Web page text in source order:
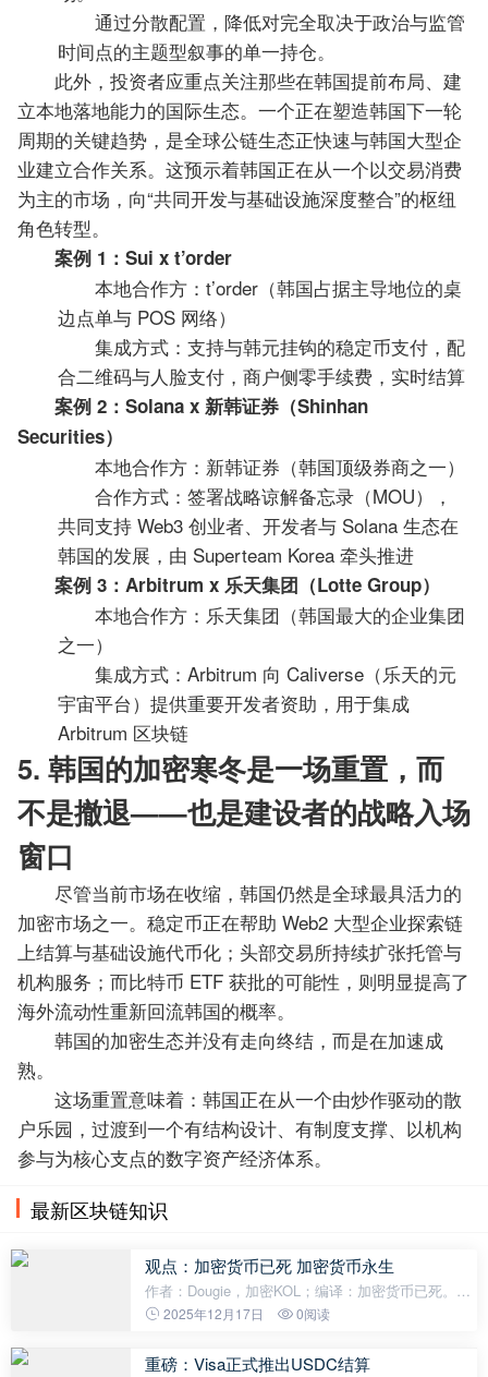
通过分散配置，降低对完全取决于政治与监管
时间点的主题型叙事的单一持仓。
此外，投资者应重点关注那些在韩国提前布局、建
立本地落地能力的国际生态。一个正在塑造韩国下一轮
周期的关键趋势，是全球公链生态正快速与韩国大型企
业建立合作关系。这预示着韩国正在从一个以交易消费
为主的市场，向“共同开发与基础设施深度整合”的枢纽
角色转型。
案例 1：Sui x t’order
本地合作方：t’order（韩国占据主导地位的桌
边点单与 POS 网络）
集成方式：支持与韩元挂钩的稳定币支付，配
合二维码与人脸支付，商户侧零手续费，实时结算
案例 2：Solana x 新韩证券（Shinhan
Securities）
本地合作方：新韩证券（韩国顶级券商之一）
合作方式：签署战略谅解备忘录（MOU），
共同支持 Web3 创业者、开发者与 Solana 生态在
韩国的发展，由 Superteam Korea 牵头推进
案例 3：Arbitrum x 乐天集团（Lotte Group）
本地合作方：乐天集团（韩国最大的企业集团
之一）
集成方式：Arbitrum 向 Caliverse（乐天的元
宇宙平台）提供重要开发者资助，用于集成
Arbitrum 区块链
5. 韩国的加密寒冬是一场重置，而
不是撤退——也是建设者的战略入场
窗口
尽管当前市场在收缩，韩国仍然是全球最具活力的
加密市场之一。稳定币正在帮助 Web2 大型企业探索链
上结算与基础设施代币化；头部交易所持续扩张托管与
机构服务；而比特币 ETF 获批的可能性，则明显提高了
海外流动性重新回流韩国的概率。
韩国的加密生态并没有走向终结，而是在加速成
熟。
这场重置意味着：韩国正在从一个由炒作驱动的散
户乐园，过渡到一个有结构设计、有制度支撑、以机构
参与为核心支点的数字资产经济体系。
最新区块链知识
观点：加密货币已死 加密货币永生
作者：Dougie，加密KOL；编译：加密货币已死。我
并非指价格归零，也不是说区块链停止出块或稳定币
分时间都深耕于这个行业的人而言，有一
2025年12月17日 0阅读
重磅：Visa正式推出USDC结算